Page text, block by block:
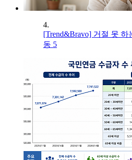
4.
[Trend&Bravo] 거절 못
동 5